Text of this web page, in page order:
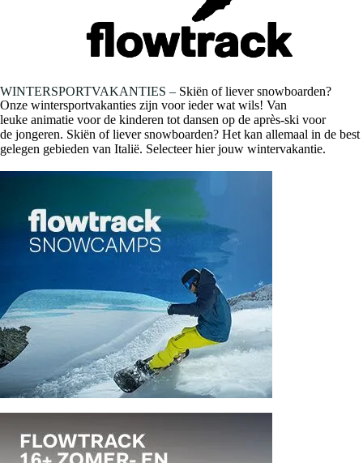
WINTERSPORTVAKANTIES – Skiën of lieversnowboarden?
Onze wintersportvakanties zijn voor ieder wat wils! Van
leuke animatie voor de kinderen tot dansen op de après-ski voor
de jongeren. Skiën of lieversnowboarden? Het kan allemaal in de best
gelegen gebieden van Italië. Selecteer hier jouw wintervakantie.